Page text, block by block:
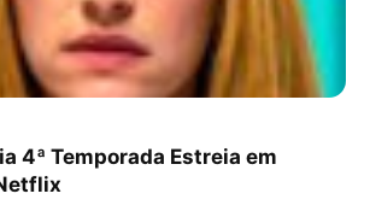
4ª Temporada Estreia em